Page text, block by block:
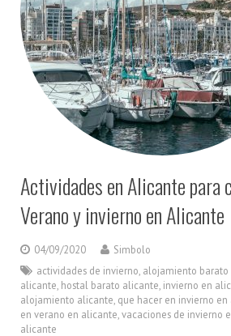
Actividades en Alicante para
Verano y invierno en Alicante
04/09/2020
Simbolo
actividades de invierno alojamiento
alicante hostal barato alicante invierno en
alojamiento alicante que hacer en invierno
en verano en alicante vacaciones de invierno
alicante